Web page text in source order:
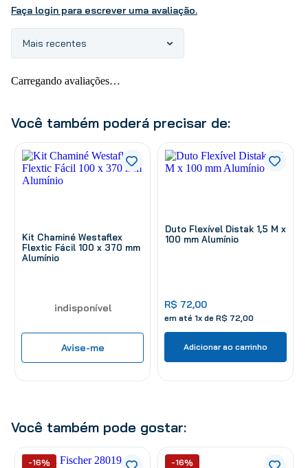
Faça login para escrever uma avaliação.
Mais recentes
Carregando avaliações…
Você também poderá precisar de:
Kit Chaminé Westaflex
Flextic Fácil 100 x 370 mm
Alumínio
indisponível
Avise-me
Duto Flexível Distak 1,5 M x
100 mm Alumínio
R$ 72,00
em até 1x de R$ 72 00
Adicionar ao carrinho
Você também pode gostar:
-16% -16%